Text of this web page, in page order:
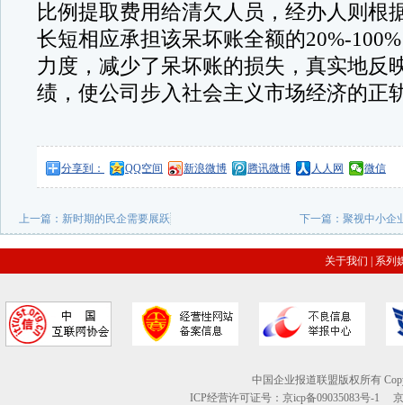
比例提取费用给清欠人员，经办人则根
长短相应承担该呆坏账全额的20%-
力度，减少了呆坏账的损失，真实地反
绩，使公司步入社会主义市场经济的正
分享到： QQ空间 新浪微博 腾讯微博 人人网 微信
上一篇： 新时期的民企需要展跃 下一篇：聚视中小企
关于我们 系列
中国企业报道联盟版权所有
ICP经营许可证号：京icp备09035083号-1